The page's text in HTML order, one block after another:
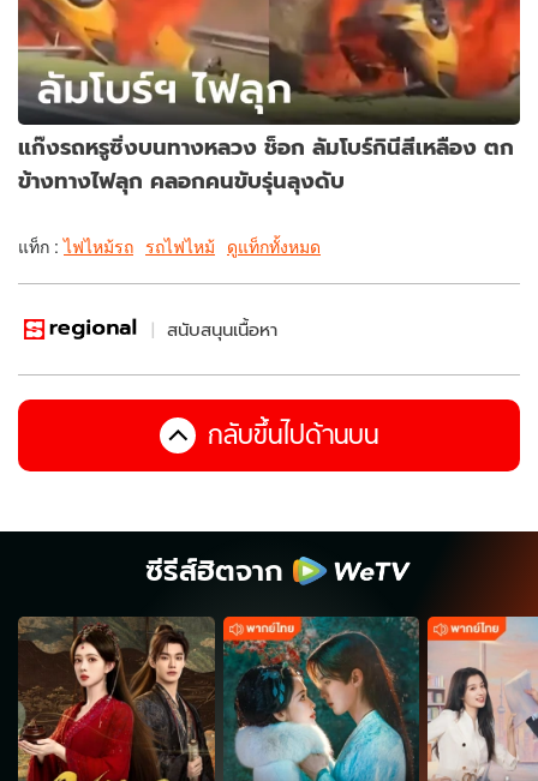
แก๊งรถหรูซิ่งบนทางหลวง ช็อก ลัมโบร์กินีสีเหลือง ตก
ข้างทางไฟลุก คลอกคนขับรุ่นลุงดับ
แท็ก :ไฟไหม้รถ รถไฟไหม้ ดูแท็กทั้งหมด
สนับสนุนเนื้อหา
กลับขึ้นไปด้านบน
ซีรีส์ฮิตจาก